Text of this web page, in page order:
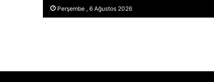
Perşembe , 6 Ağustos 2026